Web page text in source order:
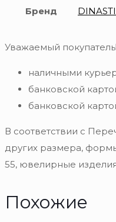
Бренд
Уважаемый
наличными
банковской
банковской
В соответствии с
других размера,
55, ювелирные
Похожие